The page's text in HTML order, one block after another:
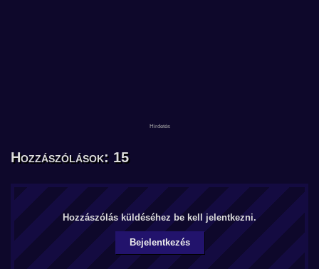
Hozzászólások: 15
Hozzászólás küldéséhez be kell jelentkezni.
Bejelentkezés